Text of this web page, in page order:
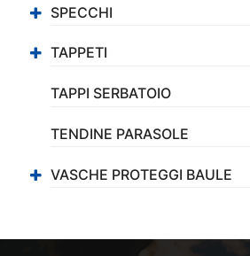
SPECCHI
TAPPETI
TAPPI SERBATOIO
TENDINE PARASOLE
VASCHE PROTEGGI BAULE